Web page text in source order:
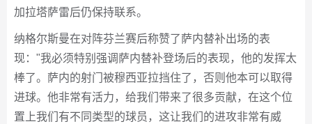
加拉塔萨雷后仍保持联系。
纳格尔斯曼在对阵芬兰赛后称赞了萨内替补出场的表
现："我必须特别强调萨内替补登场后的表现，他的发挥太
棒了。萨内的射门被穆西亚拉挡住了，否则他本可以取得
进球。他非常有活力，给我们带来了很多贡献，在这个位
置上我们有不同类型的球员，这让我们的进攻非常有威